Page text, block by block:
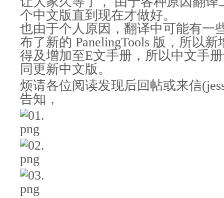
个中文版直到现在才做好。
也由于个人原因，翻译中可能有一
布了新的 PanelingTools 版，所以
得及增加至E文手册，所以中文手
同更新中文版。
烦请各位阅读发现后回帖或来信
告知，